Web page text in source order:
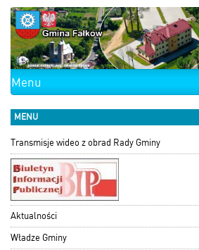
Menu
MENU
Transmisje wideo z obrad Rady Gminy
Aktualności
Władze Gminy